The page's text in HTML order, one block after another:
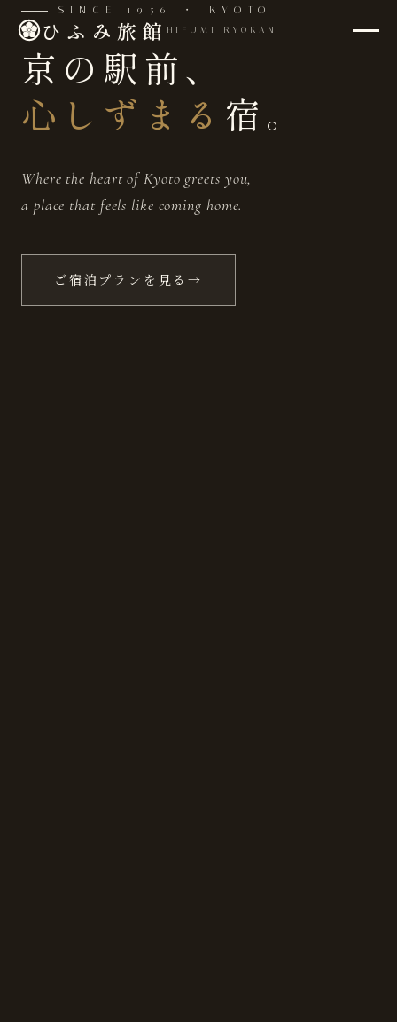
ひふみ旅館 HIFUMI RYOKAN
SINCE 1956 ・ KYOTO
京の駅前、
心しずまる 宿。
Where the heart of Kyoto greets you,
a place that feels like coming home.
ご宿泊プランを見る→